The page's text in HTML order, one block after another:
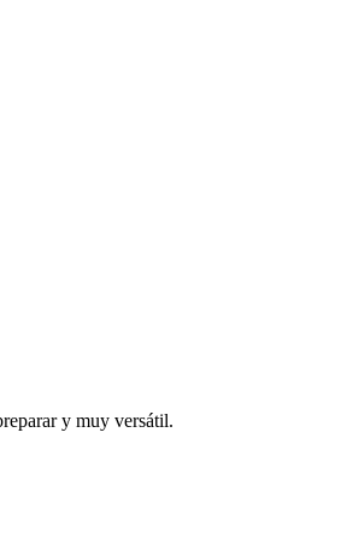
y muy versátil.